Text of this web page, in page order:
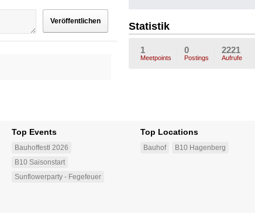
Statistik
1
Meetpoints
0
Postings
2221
Aufrufe
Top Events
Bauhoffestl 2026
B10 Saisonstart
Sunflowerparty - Fegefeuer
Top Locations
Bauhof B10 Hagenberg